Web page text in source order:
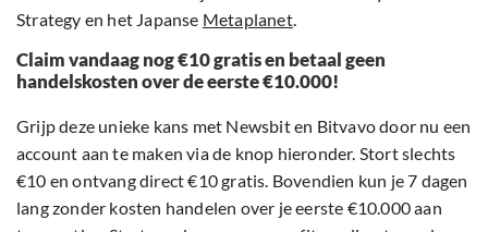
Strategy en het Japanse Metaplanet.
Claim vandaag nog €10 gratis en betaal geen
handelskosten over de eerste €10.000!
Grijp deze unieke kans met Newsbit en Bitvavo door nu een
account aan te maken via de knop hieronder. Stort slechts
€10 en ontvang direct €10 gratis. Bovendien kun je 7 dagen
lang zonder kosten handelen over je eerste €10.000 aan